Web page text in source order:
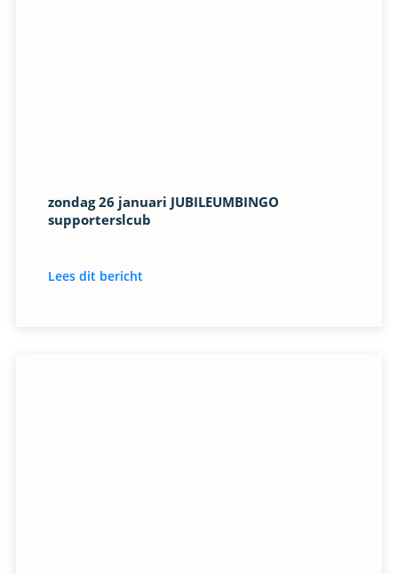
zondag 26 januari JUBILEUMBINGO
supporterslcub
Lees dit bericht